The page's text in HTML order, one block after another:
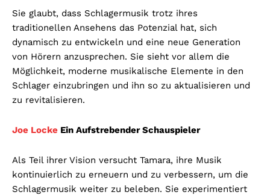
Sie glaubt, dass Schlagermusik trotz ihres
traditionellen Ansehens das Potenzial hat, sich
dynamisch zu entwickeln und eine neue Generation
von Hörern anzusprechen. Sie sieht vor allem die
Möglichkeit, moderne musikalische Elemente in den
Schlager einzubringen und ihn so zu aktualisieren und
zu revitalisieren.
Joe Locke Ein Aufstrebender Schauspieler
Als Teil ihrer Vision versucht Tamara, ihre Musik
kontinuierlich zu erneuern und zu verbessern, um die
Schlagermusik weiter zu beleben. Sie experimentiert